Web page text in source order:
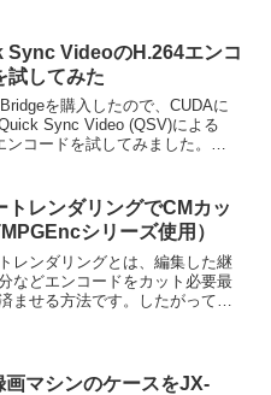
してみました。...
Sync VideoのH.264エンコ
試してみた
を購入したので、CUDAに
Sync Video (QSV)による
ンコードを試してみました。
トレンダリングでCMカッ
シリーズ使用）
レンダリングとは、編集した継
などエンコードをカット必要最
ませる方法です。したがってエ
ダリング...
画マシンのケースをJX-